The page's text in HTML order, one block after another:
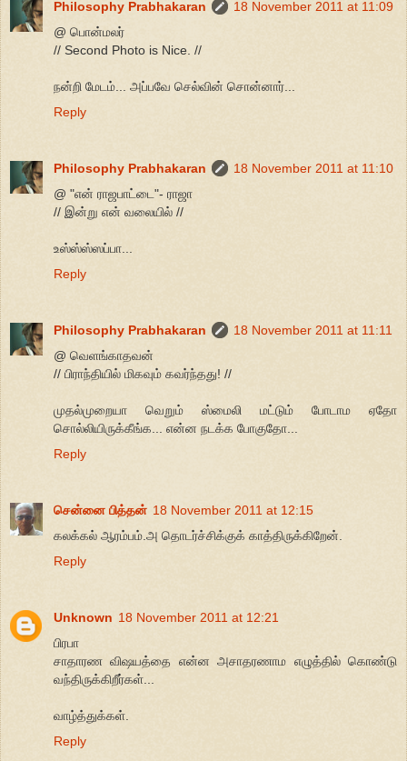
Philosophy Prabhakaran
18 November 2011 at 11:09
@ பொன்மலர்
// Second Photo is Nice. //
நன்றி மேடம்... அப்பவே செல்வின் சொன்னார்...
Reply
Philosophy Prabhakaran
18 November 2011 at 11:10
@ "என் ராஜபாட்டை"- ராஜா
// இன்று என் வலையில் //
உஸ்ஸ்ஸ்ஸப்பா...
Reply
Philosophy Prabhakaran
18 November 2011 at 11:11
@ வெளங்காதவன்
// பிராந்தியில் மிகவும் கவர்ந்தது! //
முதல்முறையா வெறும் ஸ்மைலி மட்டும் போடாம ஏதோ
சொல்லியிருக்கீங்க... என்ன நடக்க போகுதோ...
Reply
சென்னை பித்தன் 18 November 2011 at 12:15
கலக்கல் ஆரம்பம்.அ தொடர்ச்சிக்குக் காத்திருக்கிறேன்.
Reply
Unknown 18 November 2011 at 12:21
பிரபா
சாதாரண விஷயத்தை என்ன அசாதரணாம எழுத்தில் கொண்டு
வந்திருக்கிறீர்கள்...
வாழ்த்துக்கள்.
Reply